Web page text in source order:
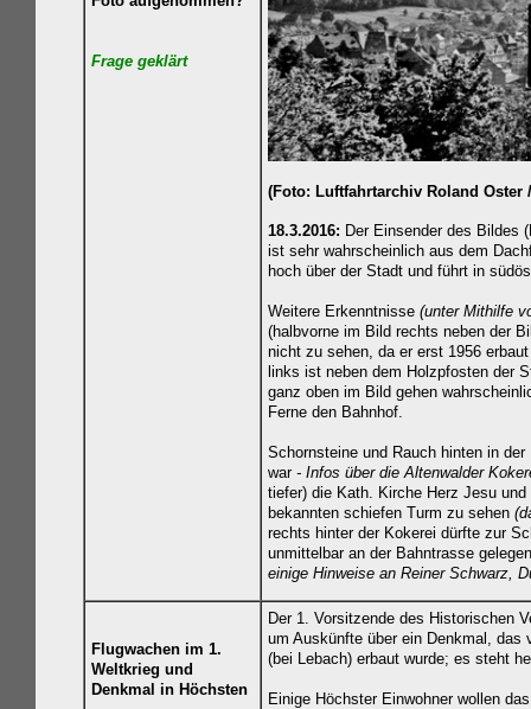
Frage geklärt
(Foto: Luftfahrtarchiv Roland Oster
18.3.2016: Der Einsender des Bildes
ist sehr wahrscheinlich aus dem
hoch über der Stadt und führt in
Weitere Erkenntnisse (unter Mithilfe
(halbvorne im Bild rechts neben der
nicht zu sehen, da er erst 1956
links ist neben dem Holzpfosten der
ganz oben im Bild gehen
Ferne den Bahnhof.
Schornsteine und Rauch hinten in
war - Infos über die Altenwalder
tiefer) die Kath. Kirche Herz Jesu
bekannten schiefen Turm zu sehen
rechts hinter der Kokerei dürfte zur
unmittelbar an der Bahntrasse
einige Hinweise an Reiner Schwarz,
Flugwachen im 1.
Weltkrieg und
Denkmal in Höchsten
Der 1. Vorsitzende des Historischen
um Auskünfte über ein Denkmal,
(bei Lebach) erbaut wurde; es steht
Einige Höchster Einwohner wollen